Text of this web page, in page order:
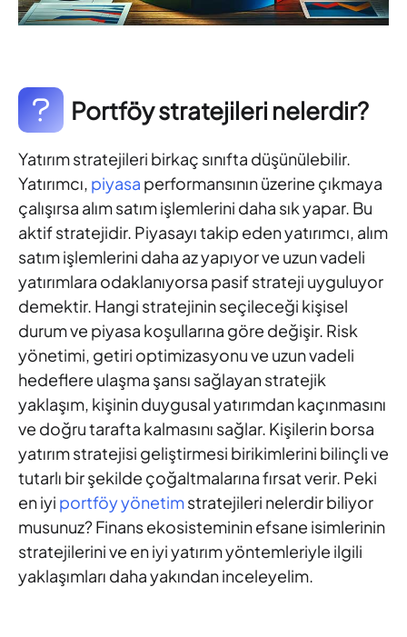
Portföy stratejileri nelerdir?
Yatırım stratejileri birkaç sınıfta düşünülebilir.
Yatırımcı, piyasa performansının üzerine çıkmaya
çalışırsa alım satım işlemlerini daha sık yapar. Bu
aktif stratejidir. Piyasayı takip eden yatırımcı, alım
satım işlemlerini daha az yapıyor ve uzun vadeli
yatırımlara odaklanıyorsa pasif strateji uyguluyor
demektir. Hangi stratejinin seçileceği kişisel
durum ve piyasa koşullarına göre değişir. Risk
yönetimi, getiri optimizasyonu ve uzun vadeli
hedeflere ulaşma şansı sağlayan stratejik
yaklaşım, kişinin duygusal yatırımdan kaçınmasını
ve doğru tarafta kalmasını sağlar. Kişilerin borsa
yatırım stratejisi geliştirmesi birikimlerini bilinçli ve
tutarlı bir şekilde çoğaltmalarına fırsat verir. Peki
en iyi portföy yönetimstratejileri nelerdir biliyor
musunuz? Finans ekosisteminin efsane isimlerinin
stratejilerini ve en iyi yatırım yöntemleriyle ilgili
yaklaşımları daha yakından inceleyelim.